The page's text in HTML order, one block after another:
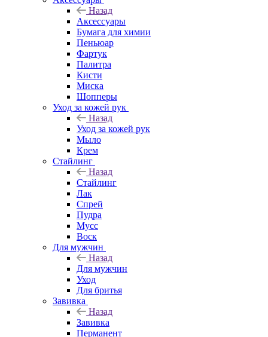
Назад
Аксессуары
Бумага для химии
Пеньюар
Фартук
Палитра
Кисти
Миска
Шопперы
Уход за кожей рук
Назад
Уход за кожей рук
Мыло
Крем
Стайлинг
Назад
Стайлинг
Лак
Спрей
Пудра
Мусс
Воск
Для мужчин
Назад
Для мужчин
Уход
Для бритья
Завивка
Назад
Завивка
Перманент